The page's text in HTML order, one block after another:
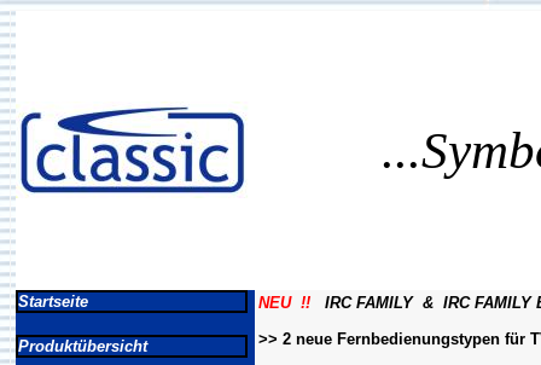
Startseite
Produktübersicht
NEU !! IRC FAMILY & IRC FAMILY
>> 2 neue Fernbedienungstypen für